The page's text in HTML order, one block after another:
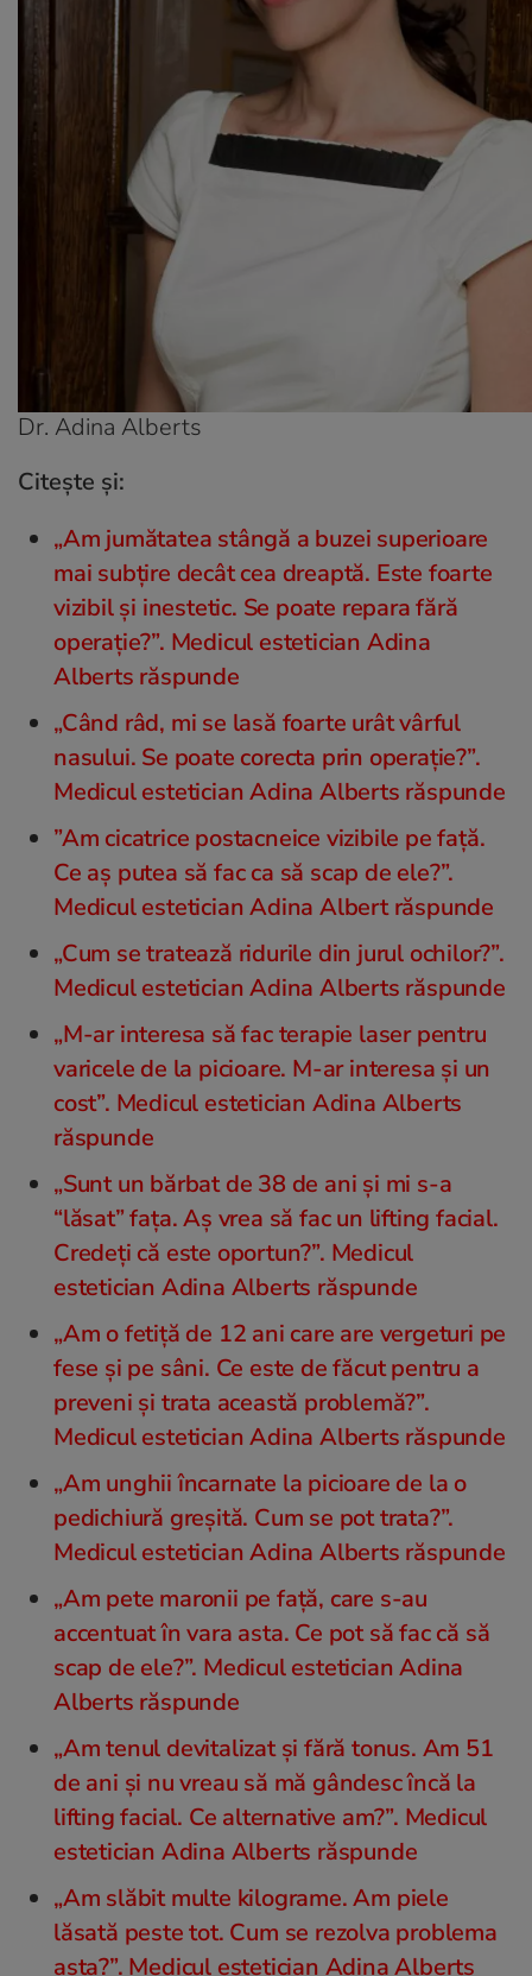
Dr. Adina Alberts
Citeşte şi:
„Am jumătatea stângă a buzei superioare
mai subțire decât cea dreaptă. Este foarte
vizibil și inestetic. Se poate repara fără
operație?”. Medicul estetician Adina
Alberts răspunde
„Când râd, mi se lasă foarte urât vârful
nasului. Se poate corecta prin operație?”.
Medicul estetician Adina Alberts răspunde
”Am cicatrice postacneice vizibile pe față.
Ce aș putea să fac ca să scap de ele?”.
Medicul estetician Adina Albert răspunde
„Cum se tratează ridurile din jurul ochilor?”.
Medicul estetician Adina Alberts răspunde
„M-ar interesa să fac terapie laser pentru
varicele de la picioare. M-ar interesa și un
cost”. Medicul estetician Adina Alberts
răspunde
„Sunt un bărbat de 38 de ani și mi s-a
“lăsat” fața. Aș vrea să fac un lifting facial.
Credeți că este oportun?”. Medicul
estetician Adina Alberts răspunde
„Am o fetiță de 12 ani care are vergeturi pe
fese și pe sâni. Ce este de făcut pentru a
preveni și trata această problemă?”.
Medicul estetician Adina Alberts răspunde
„Am unghii încarnate la picioare de la o
pedichiură greșită. Cum se pot trata?”.
Medicul estetician Adina Alberts răspunde
„Am pete maronii pe faţă, care s-au
accentuat în vara asta. Ce pot să fac că să
scap de ele?”. Medicul estetician Adina
Alberts răspunde
„Am tenul devitalizat și fără tonus. Am 51
de ani și nu vreau să mă gândesc încă la
lifting facial. Ce alternative am?”. Medicul
estetician Adina Alberts răspunde
„Am slăbit multe kilograme. Am piele
lăsată peste tot. Cum se rezolva problema
asta?”. Medicul estetician Adina Alberts